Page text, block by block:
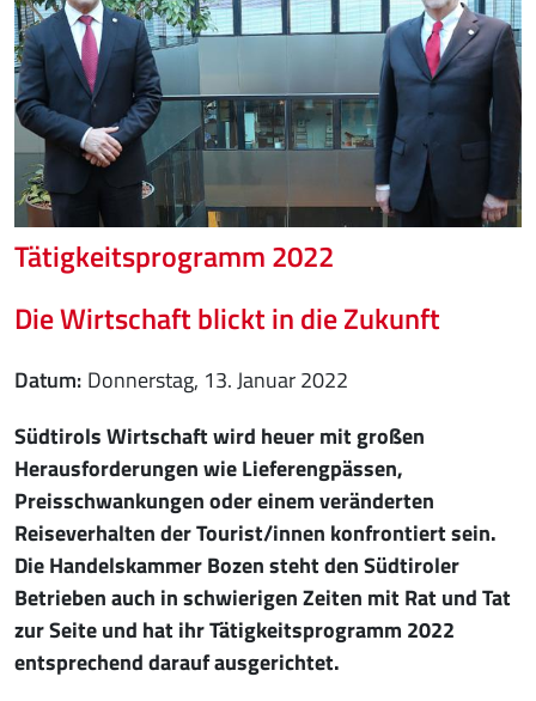
Tätigkeitsprogramm 2022
Die Wirtschaft blickt in die Zukunft
Datum Donnerstag, 13. Januar 2022
Südtirols Wirtschaft wird heuer mit großen
Herausforderungen wie Lieferengpässen,
Preisschwankungen oder einem veränderten
Reiseverhalten der Tourist/innen konfrontiert sein.
Die Handelskammer Bozen steht den Südtiroler
Betrieben auch in schwierigen Zeiten mit Rat und Tat
zur Seite und hat ihr Tätigkeitsprogramm 2022
entsprechend darauf ausgerichtet.